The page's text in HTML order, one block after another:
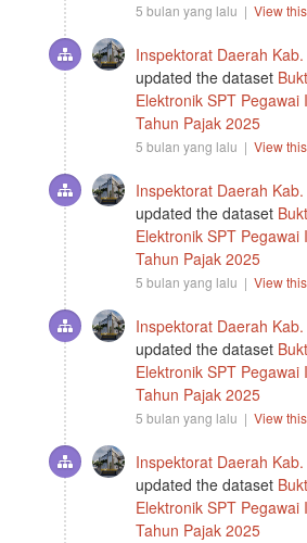
5 bulan yang lalu | View
Inspektorat Daerah
updated the dataset
Elektronik SPT
Tahun Pajak 2025
5 bulan yang lalu | View
Inspektorat Daerah
updated the dataset
Elektronik SPT
Tahun Pajak 2025
5 bulan yang lalu | View
Inspektorat Daerah
updated the dataset
Elektronik SPT
Tahun Pajak 2025
5 bulan yang lalu | View
Inspektorat Daerah
updated the dataset
Elektronik SPT
Tahun Pajak 2025